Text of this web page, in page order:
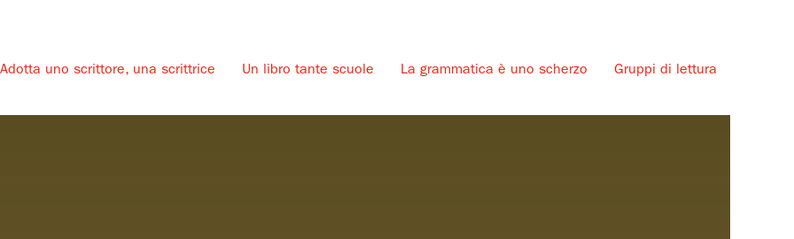
Adotta uno scrittore, una scrittrice Un libro tante scuole La grammatica è uno scherzo Gruppi di lettura